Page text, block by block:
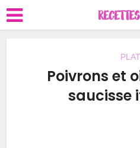
Poivrons et
saucisse